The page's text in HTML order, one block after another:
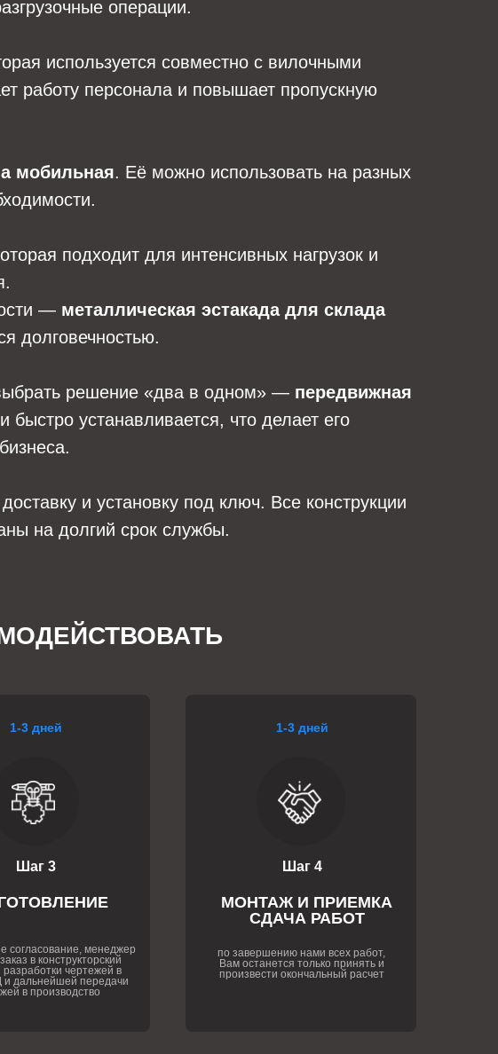
операции.
используется совместно с вилочными
работу персонала и повышает пропускную
мобильная. Её можно использовать на разных
подходит для интенсивных нагрузок и
— металлическая эстакада для склада
долговечностью.
решение «два в одном» — передвижная
быстро устанавливается, что делает его
и установку под ключ. Все конструкции
на долгий срок службы.
1-3 дней
Шаг 4
МОНТАЖ И ПРИЕМКА
СДАЧА РАБОТ
по завершению нами всех работ,
Вам останется только принять и
произвести окончальный расчет
1-3 дней
Шаг 3
согласование, менеджер
в конструкторский
чертежей в
и дальнейшей передачи
в производство